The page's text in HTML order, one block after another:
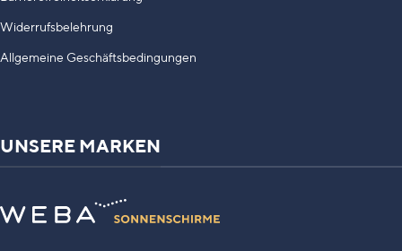
Widerrufsbelehrung
Allgemeine Geschäftsbedingungen
UNSERE MARKEN